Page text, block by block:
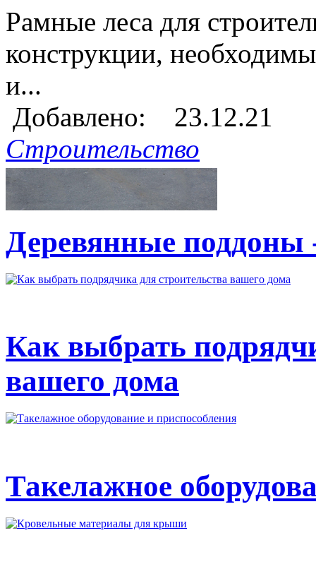
Рамные леса для
конструкции,
и...
Добавлено: 23.12.21
Строительство
Деревянные поддоны
Как выбрать
вашего дома
Такелажное